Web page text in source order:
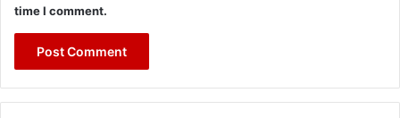
time I comment.